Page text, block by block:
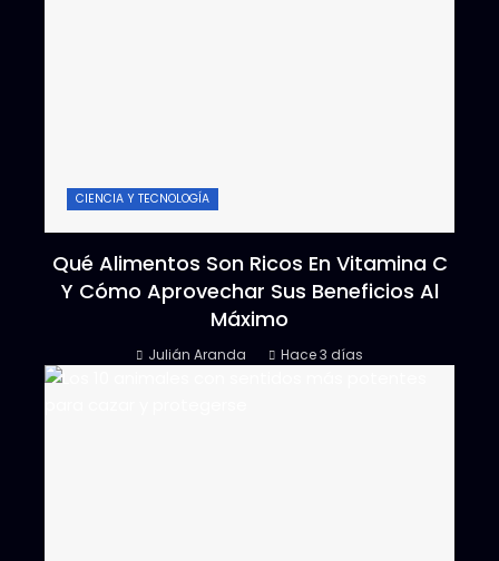
CIENCIA Y TECNOLOGÍA
Qué Alimentos Son Ricos En Vitamina C
Y Cómo Aprovechar Sus Beneficios Al
Máximo
Julián Aranda Hace 3 días